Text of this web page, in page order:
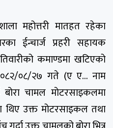
महोत्तरी मातहत रहेका
ईन्चार्ज प्रहरी सहायक
कमाण्डमा खटिएको
०८/२७ गते (ए ए… नाम
चामल मोटरसाइकलमा
थिए उक्त मोटरसाइकल तथा